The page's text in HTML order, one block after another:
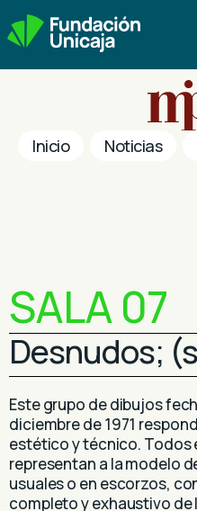
Inicio Noticias
SALA 07
Desnudos;
Este grupo de dibujos
diciembre de 1971
estético y técnico. Todos
representan a la modelo
usuales o en escorzos,
completo y exhaustivo